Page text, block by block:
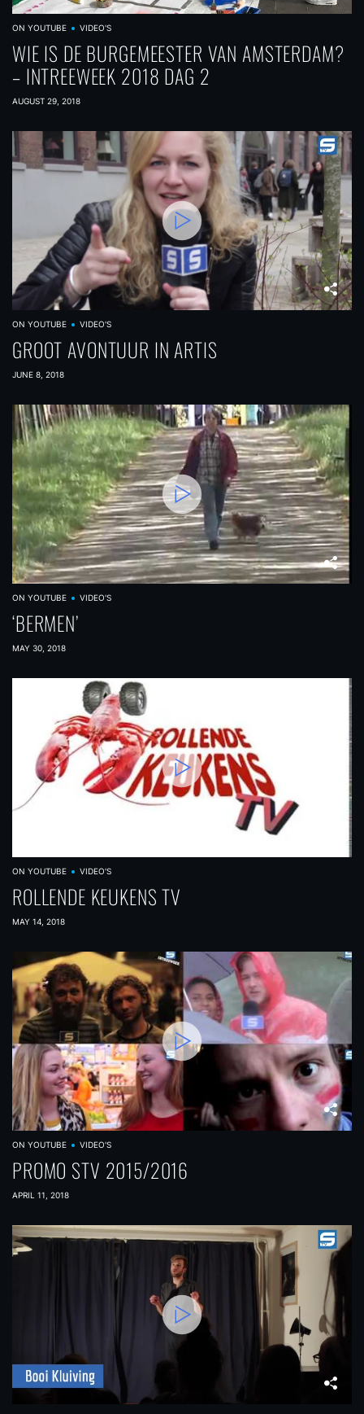
ON YOUTUBE VIDEO'S
WIE IS DE BURGEMEESTER VAN AMSTERDAM?
– INTREEWEEK 2018 DAG 2
AUGUST 29, 2018
ON YOUTUBE VIDEO'S
GROOT AVONTUUR IN ARTIS
JUNE 8, 2018
ON YOUTUBE VIDEO'S
‘BERMEN’
MAY 30, 2018
ON YOUTUBE VIDEO'S
ROLLENDE KEUKENS TV
MAY 14, 2018
ON YOUTUBE VIDEO'S
PROMO STV 2015/2016
APRIL 11, 2018